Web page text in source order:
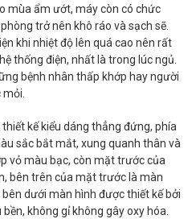
mùa ẩm ướt, máy còn có chức
trở nên khô ráo và sạch sẽ.
khi nhiệt độ lên quá cao nên rất
thống điện, nhất là trong lúc ngủ.
bệnh nhân thấp khớp hay người
kế kiểu dáng thẳng đứng, phía
sắc bắt mắt, xung quanh thân và
vỏ màu bạc, còn mặt trước của
bên trên của mặt trước là màn
bên dưới màn hình được thiết kế bởi
không gỉ không gây oxy hóa.